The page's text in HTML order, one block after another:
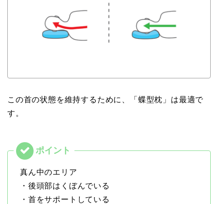
この首の状態を維持するために、「蝶型枕」は最適で
す。
真ん中のエリア
・後頭部はくぼんでいる
・首をサポートしている